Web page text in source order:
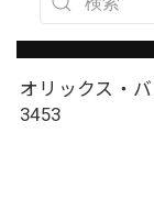
オリックス・
3453